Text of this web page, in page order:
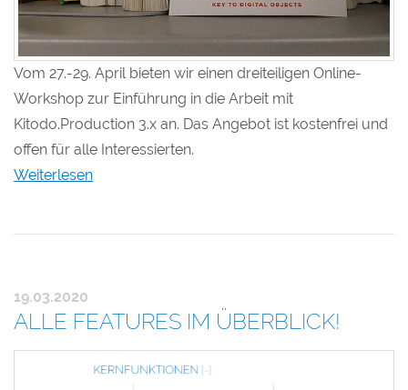
Vom 27.-29. April bieten wir einen dreiteiligen Online-
Workshop zur Einführung in die Arbeit mit
Kitodo.Production 3.x an. Das Angebot ist kostenfrei und
offen für alle Interessierten.
Weiterlesen
19.03.2020
ALLE FEATURES IM ÜBERBLICK!